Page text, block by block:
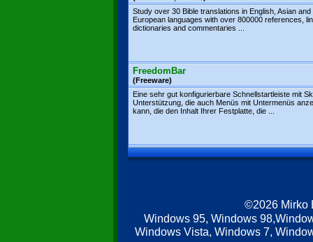
Study over 30 Bible translations in English, Asian and
European languages with over 800000 references,
dictionaries and commentaries ...
FreedomBar
(Freeware)
Eine sehr gut konfigurierbare Schnellstartleiste mit
Unterstützung, die auch Menüs mit Untermenüs
kann, die den Inhalt Ihrer Festplatte, die ...
©2026 Mirko
Windows 95, Windows
Windows Vista, Windows 7,